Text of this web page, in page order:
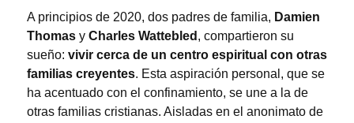
A principios de 2020, dos padres de familia, Damien
Thomas y Charles Wattebled , compartieron su
sueño: vivir cerca de un centro espiritual con otras
familias creyentes. Esta aspiración personal, que se
ha acentuado con el confinamiento, se une a la de
otras familias cristianas. Aisladas en el anonimato de